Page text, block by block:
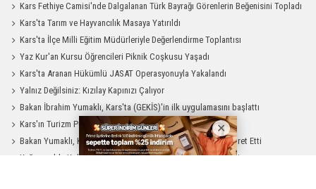
Kars Fethiye Camisi'nde Dalgalanan Türk Bayrağı Görenlerin Beğenisini Topladı
Kars'ta Tarım ve Hayvancılık Masaya Yatırıldı
Kars'ta İlçe Milli Eğitim Müdürleriyle Değerlendirme Toplantısı
Yaz Kur'an Kursu Öğrencileri Piknik Coşkusu Yaşadı
Kars'ta Aranan Hükümlü JASAT Operasyonuyla Yakalandı
Yalnız Değilsiniz: Kızılay Kapınızı Çalıyor
Bakan İbrahim Yumaklı, Kars'ta (GEKİS)'in ilk uygulamasını başlattı
Kars'ın Turizm Potansiyeli Bakü'de Tanıtıldı
Bakan Yumaklı, Kars'ta Gravyer ve Kaşar Üretim Tesisini Ziyaret Etti
Kağızman'da Kolluk Kuvvetlerine Psikolojik İlk Yardım Eğitimi